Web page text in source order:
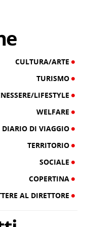
CULTURA/ARTE
TURISMO
LIFESTYLE
WELFARE
DIARIO DI VIAGGIO
TERRITORIO
SOCIALE
COPERTINA
AL DIRETTORE